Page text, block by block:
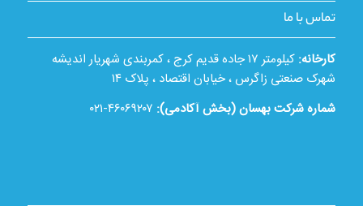
تماس با ما
کارخانه:
کیلومتر ۱۷ جاده قدیم کرج ، کمربندی شهریار اندیشه
شهرک صنعتی زاگرس ، خیابان اقتصاد ، پلاک ۱۴
شماره شرکت بهسان (بخش آکادمی): ۴۶۰۶۹۲۰۷-۰۲۱